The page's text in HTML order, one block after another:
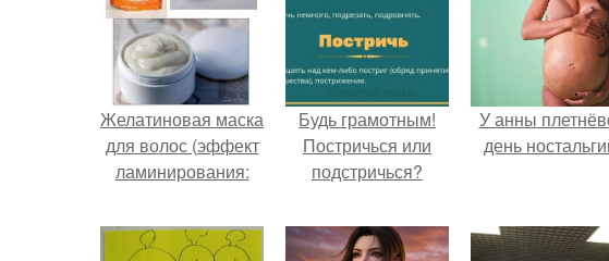
Желатиновая маска
для волос (эффект
ламинирования:
Будь грамотным!
Постричься или
подстричься?
У анны
день